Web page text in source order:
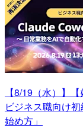
【8/19（水）】
ビジネス職向け
始め方」